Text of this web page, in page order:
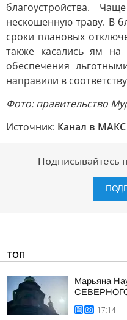
благоустройства.
нескошенную траву. В
сроки плановых
также касались ям на
обеспечения
направили в
Фото: правительство
Источник: Канал в
Подписывайтесь
ТОП
Марьяна
17:14